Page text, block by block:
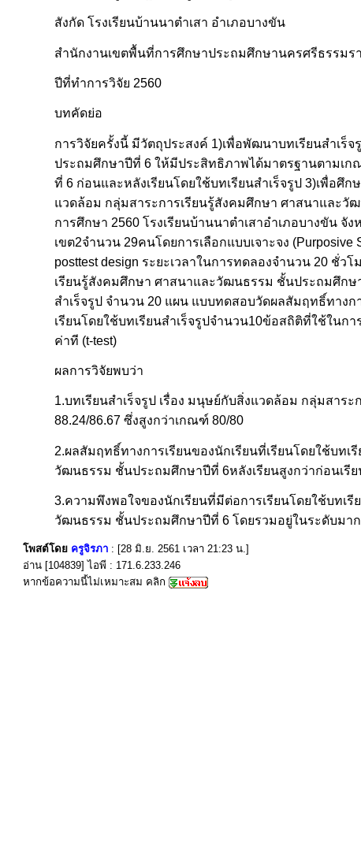
สังกัด โรงเรียนบ้านนาตำเสา อำเภอบางขัน
สำนักงานเขตพื้นที่การศึกษาประถมศึกษานครศรีธรรมร
ปีที่ทำการวิจัย 2560
บทคัดย่อ
การวิจัยครั้งนี้ มีวัตถุประสงค์ 1)เพื่อพัฒนาบทเรียนสำเ
ประถมศึกษาปีที่ 6 ให้มีประสิทธิภาพได้มาตรฐานตามเก
ที่ 6 ก่อนและหลังเรียนโดยใช้บทเรียนสำเร็จรูป 3)เพื่อศึ
แวดล้อม กลุ่มสาระการเรียนรู้สังคมศึกษา ศาสนาและ
การศึกษา 2560 โรงเรียนบ้านนาตำเสาอำเภอบางขัน
เขต2จำนวน 29คนโดยการเลือกแบบเจาะจง (Purposive
posttest design ระยะเวลาในการทดลองจำนวน 20 ชั่
เรียนรู้สังคมศึกษา ศาสนาและวัฒนธรรม ชั้นประถมศึกษ
สำเร็จรูป จำนวน 20 แผน แบบทดสอบวัดผลสัมฤทธิ์ทาง
เรียนโดยใช้บทเรียนสำเร็จรูปจำนวน10ข้อสถิติที่ใช้ในก
ค่าที (t-test)
ผลการวิจัยพบว่า
1.บทเรียนสำเร็จรูป เรื่อง มนุษย์กับสิ่งแวดล้อม กลุ่มสา
88.24/86.67 ซึ่งสูงกว่าเกณฑ์ 80/80
2.ผลสัมฤทธิ์ทางการเรียนของนักเรียนที่เรียนโดยใช้บท
วัฒนธรรม ชั้นประถมศึกษาปีที่ 6หลังเรียนสูงกว่าก่อนเรี
3.ความพึงพอใจของนักเรียนที่มีต่อการเรียนโดยใช้บทเ
วัฒนธรรม ชั้นประถมศึกษาปีที่ 6 โดยรวมอยู่ในระดับมา
โพสต์โดย ครูจิรภา : [28 มิ.ย. 2561 เวลา 21:23 น.]
อ่าน [104839] ไอพี : 171.6.233.246
หากข้อความนี้ไม่เหมาะสม คลิก